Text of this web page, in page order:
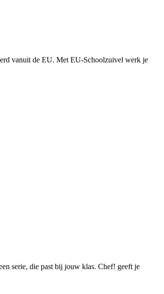
vanuit de EU. Met EU-Schoolzuivel werk je
serie, die past bij jouw klas. Chef! geeft je